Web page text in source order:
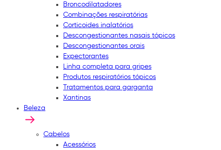
Broncodilatadores
Combinações respiratórias
Corticoides inalatórios
Descongestionantes nasais tópicos
Descongestionantes orais
Expectorantes
Linha completa para gripes
Produtos respiratórios tópicos
Tratamentos para garganta
Xantinas
Beleza
Cabelos
Acessórios